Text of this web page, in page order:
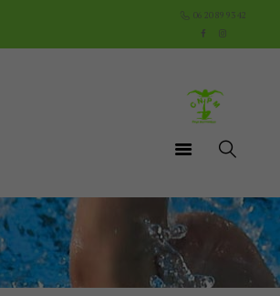
06 20 89 93 42
Le Club
Aquathlon du Pays
Mornantais
Documents utiles